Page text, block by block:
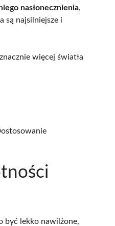
nasłonecznienia,
są najsilniejsze i
więcej światła
być lekko nawilżone,